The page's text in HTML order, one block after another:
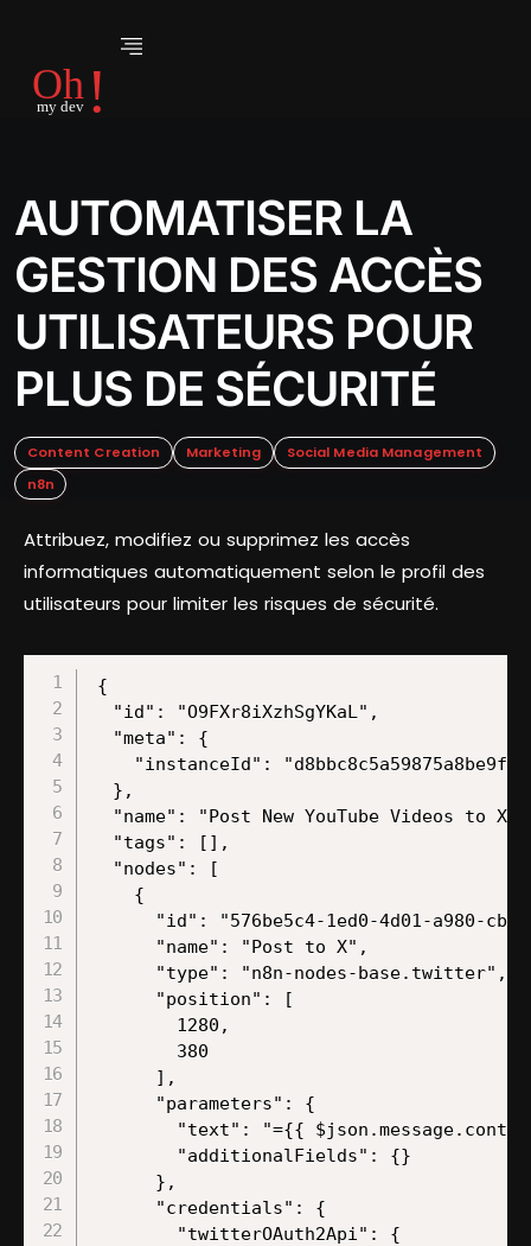
AUTOMATISER LA
GESTION DES ACCÈS
UTILISATEURS POUR
PLUS DE SÉCURITÉ
Content Creation Marketing
Social Media Management
n8n
Attribuez, modifiez ou supprimez les accès
informatiques automatiquement selon le profil des
utilisateurs pour limiter les risques de sécurité.
{
  "id": "O9FXr8iXzhSgYKaL",
  "meta": {
"instanceId":
  },
  "name": "Post New YouTube Videos to X",
  "tags": [],
  "nodes": [
    {
"id": "576be5c4-1ed0-4d01-a980-
      "name": "Post to X",
      "type": "n8n-nodes-base.twitter",
      "position": [
        1280,
        380
      ],
      "parameters": {
"text": "={{
        "additionalFields": {}
      },
      "credentials": {
        "twitterOAuth2Api": {